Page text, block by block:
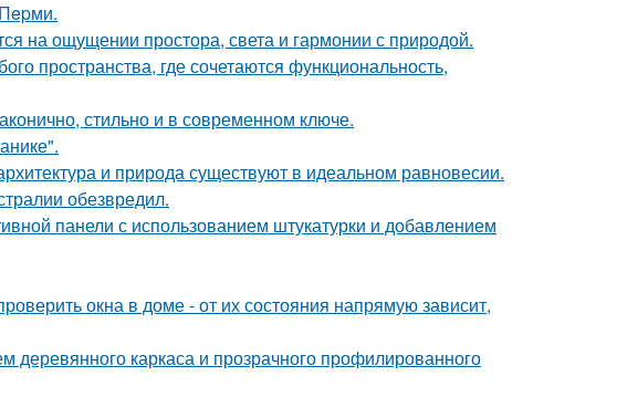
на ощущении простора, света и гармонии с природой.
пространства, где сочетаются функциональность,
стильно и в современном ключе.
и природа существуют в идеальном равновесии.
обезвредил.
панели с использованием штукатурки и добавлением
окна в доме - от их состояния напрямую зависит,
деревянного каркаса и прозрачного профилированного